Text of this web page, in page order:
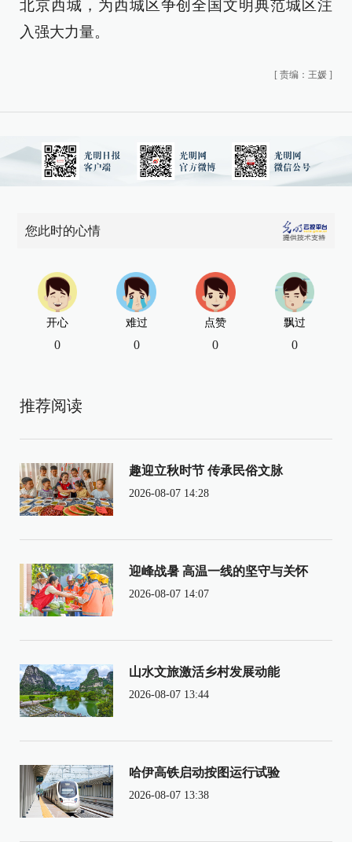
北京西城，为西城区争创全国文明典范城区注
入强大力量。
[ 责编：王媛 ]
您此时的心情
开心
0
难过
0
点赞
0
飘过
0
推荐阅读
趣迎立秋时节 传承民俗文脉
2026-08-07 14:28
迎峰战暑 高温一线的坚守与关怀
2026-08-07 14:07
山水文旅激活乡村发展动能
2026-08-07 13:44
哈伊高铁启动按图运行试验
2026-08-07 13:38